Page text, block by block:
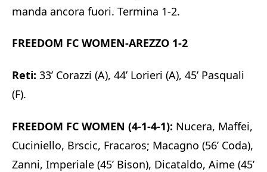
manda ancora fuori. Termina 1-2.
FREEDOM FC WOMEN-AREZZO 1-2
Reti: 33’ Corazzi (A), 44’ Lorieri (A), 45’ Pasquali
(F).
FREEDOM FC WOMEN (4-1-4-1): Nucera, Maffei,
Cuciniello, Brscic, Fracaros; Macagno (56’ Coda),
Zanni, Imperiale (45’ Bison), Dicataldo, Aime (45’